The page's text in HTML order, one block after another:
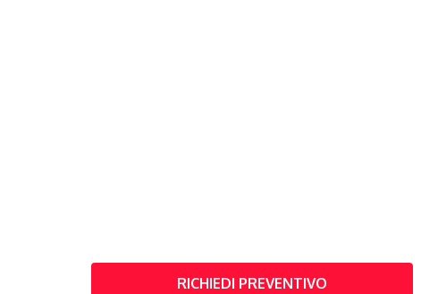
RICHIEDI PREVENTIVO